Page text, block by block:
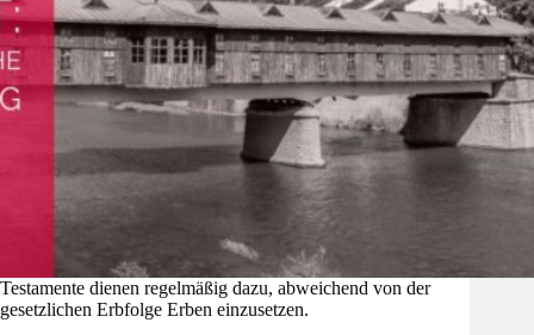
Testamente dienen regelmäßig dazu, abweichend von der
gesetzlichen Erbfolge Erben einzusetzen.